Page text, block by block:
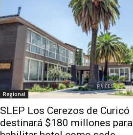
Regional
SLEP Los Cerezos de Curicó
destinará $180 millones para